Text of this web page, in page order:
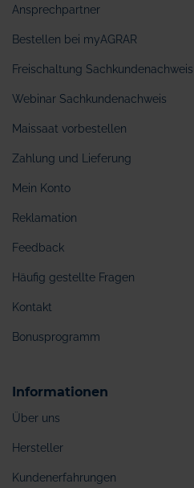
Ansprechpartner
Bestellen bei myAGRAR
Freischaltung Sachkundenachweis
Webinar Sachkundenachweis
Maissaat vorbestellen
Zahlung und Lieferung
Mein Konto
Reklamation
Feedback
Häufig gestellte Fragen
Kontakt
Bonusprogramm
Informationen
Über uns
Hersteller
Kundenerfahrungen